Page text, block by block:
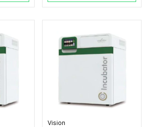
Vision